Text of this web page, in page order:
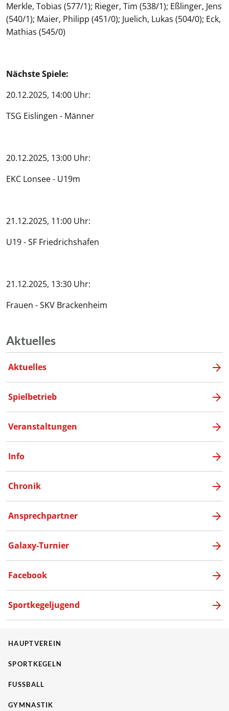
Merkle, Tobias (577/1); Rieger, Tim (538/1); Eßlinger, Jens
(540/1); Maier, Philipp (451/0); Juelich, Lukas (504/0); Eck,
Mathias (545/0)
Nächste Spiele:
20.12.2025, 14:00 Uhr:
TSG Eislingen - Männer
20.12.2025, 13:00 Uhr:
EKC Lonsee - U19m
21.12.2025, 11:00 Uhr:
U19 - SF Friedrichshafen
21.12.2025, 13:30 Uhr:
Frauen - SKV Brackenheim
Aktuelles
Aktuelles
Spielbetrieb
Veranstaltungen
Info
Chronik
Ansprechpartner
Galaxy-Turnier
Facebook
Sportkegeljugend
HAUPTVEREIN
SPORTKEGELN
FUSSBALL
GYMNASTIK